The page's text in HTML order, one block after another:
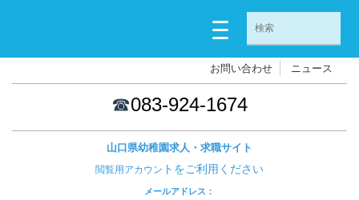
お問い合わせ ニュース
☎083-924-1674
山口県幼稚園求人・求職サイト
閲覧用アカウン トをご利用ください
メールアドレス：